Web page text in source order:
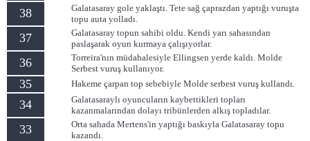
38
Galatasaray gole yaklaştı. Tete sağ çaprazdan yaptığı vuruşta
topu auta yolladı.
37
Galatasaray topun sahibi oldu. Kendi yarı sahasından
paslaşarak oyun kurmaya çalışıyorlar.
36
Torreira'nın müdahalesiyle Ellingsen yerde kaldı. Molde
Serbest vuruş kullanıyor.
35 Hakeme çarpan top sebebiyle Molde serbest vuruş kullandı.
34
Galatasaraylı oyuncuların kaybettikleri topları
kazanmalarından dolayı tribünlerden alkış topladılar.
33
Orta sahada Mertens'in yaptığı baskıyla Galatasaray topu
kazandı.